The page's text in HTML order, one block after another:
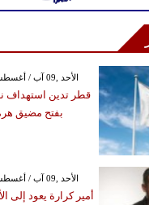
GMT 21:32 2026 الأحد ,09 آب / أغسطس
قطر تدين استهداف
بفتح مضيق
GMT 21:06 2026 الأحد ,09 آب / أغسطس
أمير كرارة يعود إلى